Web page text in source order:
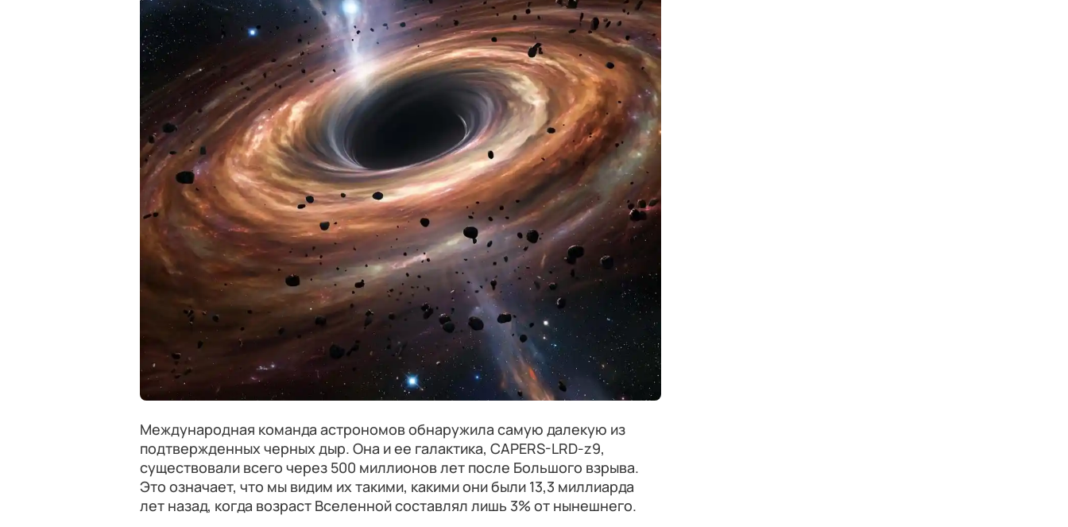
Международная команда астрономов обнаружила самую далекую из
подтвержденных черных дыр. Она и ее галактика, CAPERS-LRD-z9,
существовали всего через 500 миллионов лет после Большого взрыва.
Это означает, что мы видим их такими, какими они были 13,3 миллиарда
лет назад, когда возраст Вселенной составлял лишь 3% от нынешнего.